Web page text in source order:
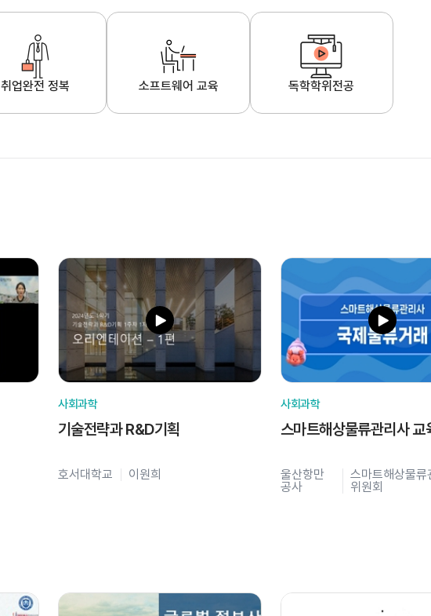
취업완전 정복 소프트웨어 교육 독학학위전공
사회과학
기술전략과 R&D기획
호서대학교 이원희
사회과학
스마트해상물류관리사 교
울산항만
공사
스마트해상물류
위원회